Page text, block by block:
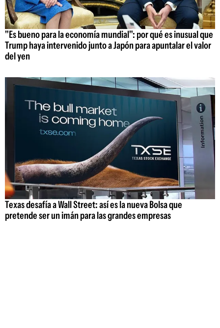
"Es bueno para la economía mundial": por qué es inusual que
Trump haya intervenido junto a Japón para apuntalar el valor
del yen
Texas desafía a Wall Street: así es la nueva Bolsa que
pretende ser un imán para las grandes empresas